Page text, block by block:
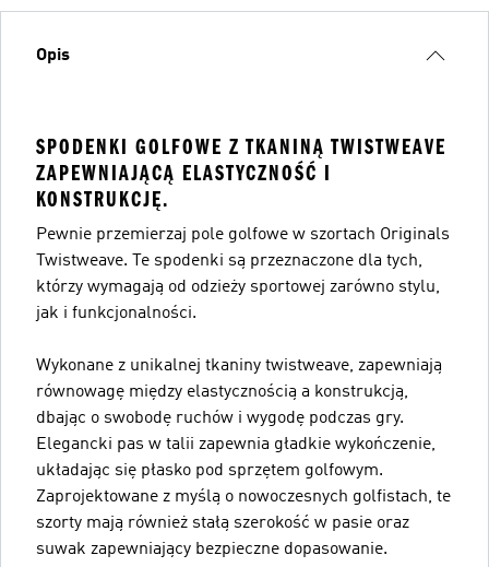
Opis
SPODENKI GOLFOWE Z TKANINĄ TWISTWEAVE
ZAPEWNIAJĄCĄ ELASTYCZNOŚĆ I
KONSTRUKCJĘ.
Pewnie przemierzaj pole golfowe w szortach Originals
Twistweave. Te spodenki są przeznaczone dla tych,
którzy wymagają od odzieży sportowej zarówno stylu,
jak i funkcjonalności.
Wykonane z unikalnej tkaniny twistweave, zapewniają
równowagę między elastycznością a konstrukcją,
dbając o swobodę ruchów i wygodę podczas gry.
Elegancki pas w talii zapewnia gładkie wykończenie,
układając się płasko pod sprzętem golfowym.
Zaprojektowane z myślą o nowoczesnych golfistach, te
szorty mają również stałą szerokość w pasie oraz
suwak zapewniający bezpieczne dopasowanie.